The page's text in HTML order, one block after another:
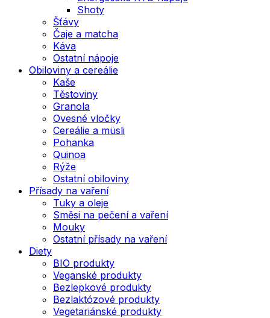
Shoty
Šťávy
Čaje a matcha
Káva
Ostatní nápoje
Obiloviny a cereálie
Kaše
Těstoviny
Granola
Ovesné vločky
Cereálie a müsli
Pohanka
Quinoa
Rýže
Ostatní obiloviny
Přísady na vaření
Tuky a oleje
Směsi na pečení a vaření
Mouky
Ostatní přísady na vaření
Diety
BIO produkty
Veganské produkty
Bezlepkové produkty
Bezlaktózové produkty
Vegetariánské produkty